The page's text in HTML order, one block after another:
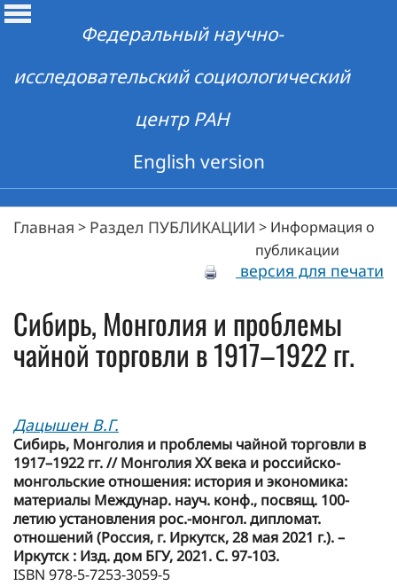
Федеральный научно-
исследовательский социологический
центр РАН
English version
Главная > Раздел ПУБЛИКАЦИИ > Информация о
публикации
версия для печати
Сибирь, Монголия и проблемы
чайной торговли в 1917–1922 гг.
Дацышен В.Г.
Сибирь, Монголия и проблемы чайной торговли в
1917–1922 гг. // Монголия ХХ века и российско-
монгольские отношения: история и экономика:
материалы Междунар. науч. конф., посвящ. 100-
летию установления рос.-монгол. дипломат.
отношений (Россия, г. Иркутск, 28 мая 2021 г.). –
Иркутск : Изд. дом БГУ, 2021. С. 97-103.
ISBN 978-5-7253-3059-5